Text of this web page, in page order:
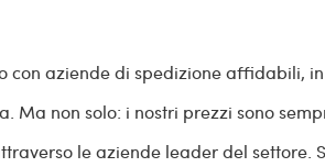
con aziende di spedizione affidabili,
Ma non solo: i nostri prezzi sono
le aziende leader del settore.